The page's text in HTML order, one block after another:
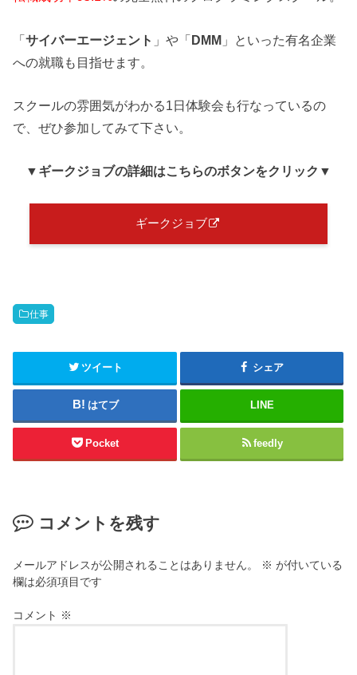
「サイバーエージェント 」や「DMM 」といった有名企業
への就職も目指せます。
スクールの雰囲気がわかる1日体験会も行なっているの
で、ぜひ参加してみて下さい。
▼ギークジョブの詳細はこちらのボタンをクリック ▼
ギークジョブ
仕事
ツイート シェア
はてブ LINE
Pocket feedly
コメントを残す
メールアドレスが公開されることはありません。 ※ が付いている
欄は必須項目です
コメント ※